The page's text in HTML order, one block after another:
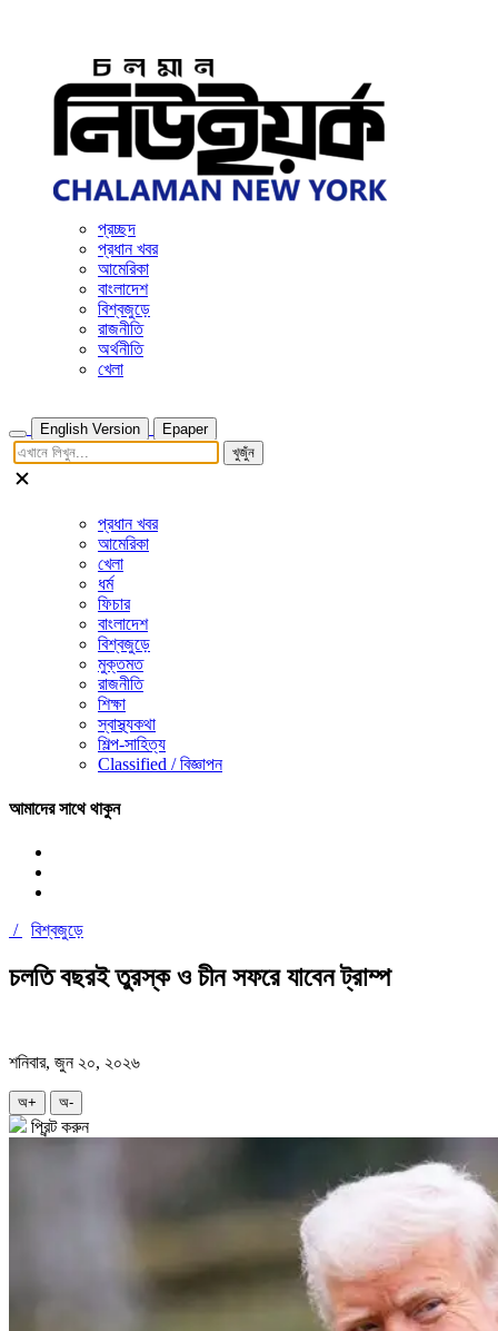
প্রচ্ছদ
প্রধান খবর
আমেরিকা
বাংলাদেশ
বিশ্বজুড়ে
রাজনীতি
অর্থনীতি
খেলা
English Version
Epaper
খুজুঁন
প্রধান খবর
আমেরিকা
খেলা
ধর্ম
ফিচার
বাংলাদেশ
বিশ্বজুড়ে
মুক্তমত
রাজনীতি
শিক্ষা
স্বাস্থ্যকথা
শিল্প-সাহিত্য
Classified / বিজ্ঞাপন
আমাদের সাথে থাকুন
/ বিশ্বজুড়ে
চলতি বছরই তুরস্ক ও চীন সফরে যাবেন ট্রাম্প
শনিবার, জুন ২০, ২০২৬
অ+ অ-
প্রিন্ট করুন